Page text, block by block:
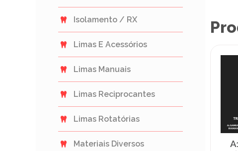
Isolamento / RX
Limas E Acessórios
Limas Manuais
Limas Reciprocantes
Limas Rotatórias
Materiais Diversos